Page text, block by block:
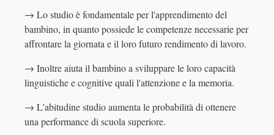
→ Lo studio è fondamentale per l'apprendimento del
bambino, in quanto possiede le competenze necessarie per
affrontare la giornata e il loro futuro rendimento di lavoro.
→ Inoltre aiuta il bambino a sviluppare le loro capacità
linguistiche e cognitive quali l'attenzione e la memoria.
→ L'abitudine studio aumenta le probabilità di ottenere
una performance di scuola superiore.